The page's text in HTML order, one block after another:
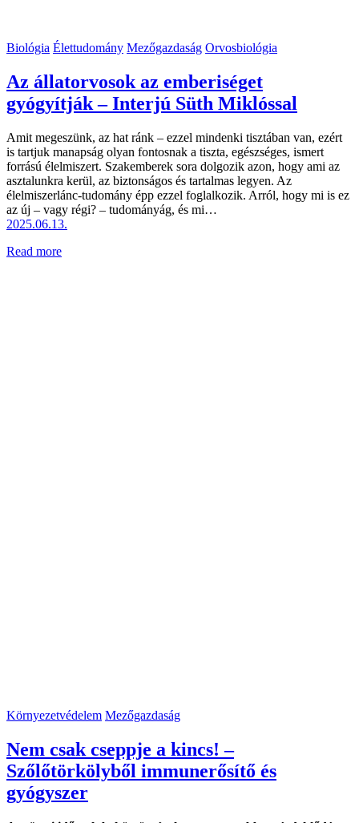
Biológia Élettudomány Mezőgazdaság Orvosbiológia
Az állatorvosok az emberiséget
gyógyítják – Interjú Süth Miklóssal
Amit megeszünk, az hat ránk – ezzel mindenki tisztában van, ezért
is tartjuk manapság olyan fontosnak a tiszta, egészséges, ismert
forrású élelmiszert. Szakemberek sora dolgozik azon, hogy ami az
asztalunkra kerül, az biztonságos és tartalmas legyen. Az
élelmiszerlánc-tudomány épp ezzel foglalkozik. Arról, hogy mi is ez
az új – vagy régi? – tudományág, és mi…
2025.06.13.
Read more
Környezetvédelem Mezőgazdaság
Nem csak cseppje a kincs! –
Szőlőtörkölyből immunerősítő és
gyógyszer